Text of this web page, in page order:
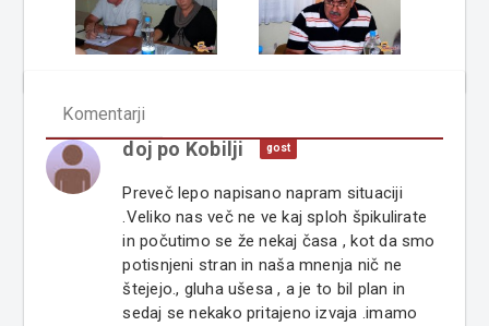
Komentarji
doj po Kobilji gost
Preveč lepo napisano napram situaciji
.Veliko nas več ne ve kaj sploh špikulirate
in počutimo se že nekaj časa , kot da smo
potisnjeni stran in naša mnenja nič ne
štejejo., gluha ušesa , a je to bil plan in
sedaj se nekako pritajeno izvaja .imamo